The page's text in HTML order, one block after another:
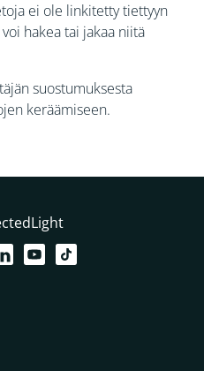
ei ole linkitetty tiettyyn
hakea tai jakaa niitä
suostumuksesta
keräämiseen.